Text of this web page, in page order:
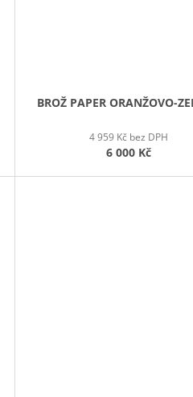
BROŽ PAPER ORANŽOVO-
4 959 Kč bez DPH
6 000 Kč